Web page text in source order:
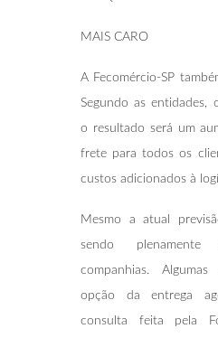
MAIS CARO
A Fecomércio-SP
Segundo as entidades,
o resultado será um
frete para todos os
custos adicionados à
Mesmo a atual
sendo plenamente
companhias.
opção da entrega
consulta feita pela